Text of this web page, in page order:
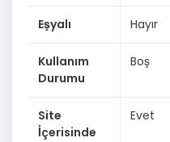
Eşyalı Hayır
Kullanım
Durumu
Boş
Site
İçerisinde
Evet